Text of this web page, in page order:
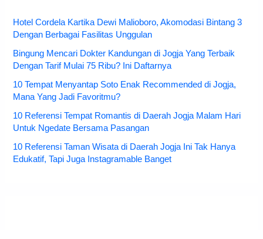
Hotel Cordela Kartika Dewi Malioboro, Akomodasi Bintang 3
Dengan Berbagai Fasilitas Unggulan
Bingung Mencari Dokter Kandungan di Jogja Yang Terbaik
Dengan Tarif Mulai 75 Ribu? Ini Daftarnya
10 Tempat Menyantap Soto Enak Recommended di Jogja,
Mana Yang Jadi Favoritmu?
10 Referensi Tempat Romantis di Daerah Jogja Malam Hari
Untuk Ngedate Bersama Pasangan
10 Referensi Taman Wisata di Daerah Jogja Ini Tak Hanya
Edukatif, Tapi Juga Instagramable Banget